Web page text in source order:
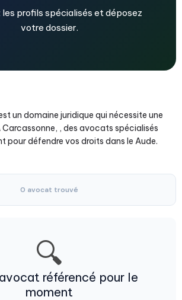
les profils spécialisés et déposez
votre dossier.
un domaine juridique qui nécessite une
, des avocats spécialisés
pour défendre vos droits dans le Aude.
0 avocat trouvé
🔍
référencé pour le
moment